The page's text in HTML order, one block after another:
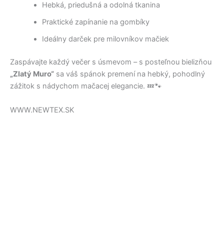
Hebká, priedušná a odolná tkanina
Praktické zapínanie na gombíky
Ideálny darček pre milovníkov mačiek
Zaspávajte každý večer s úsmevom – s posteľnou bielizňou
„Zlatý Muro“ sa váš spánok premení na hebký, pohodlný
zážitok s nádychom mačacej elegancie. 💤🐾
WWW.NEWTEX.SK